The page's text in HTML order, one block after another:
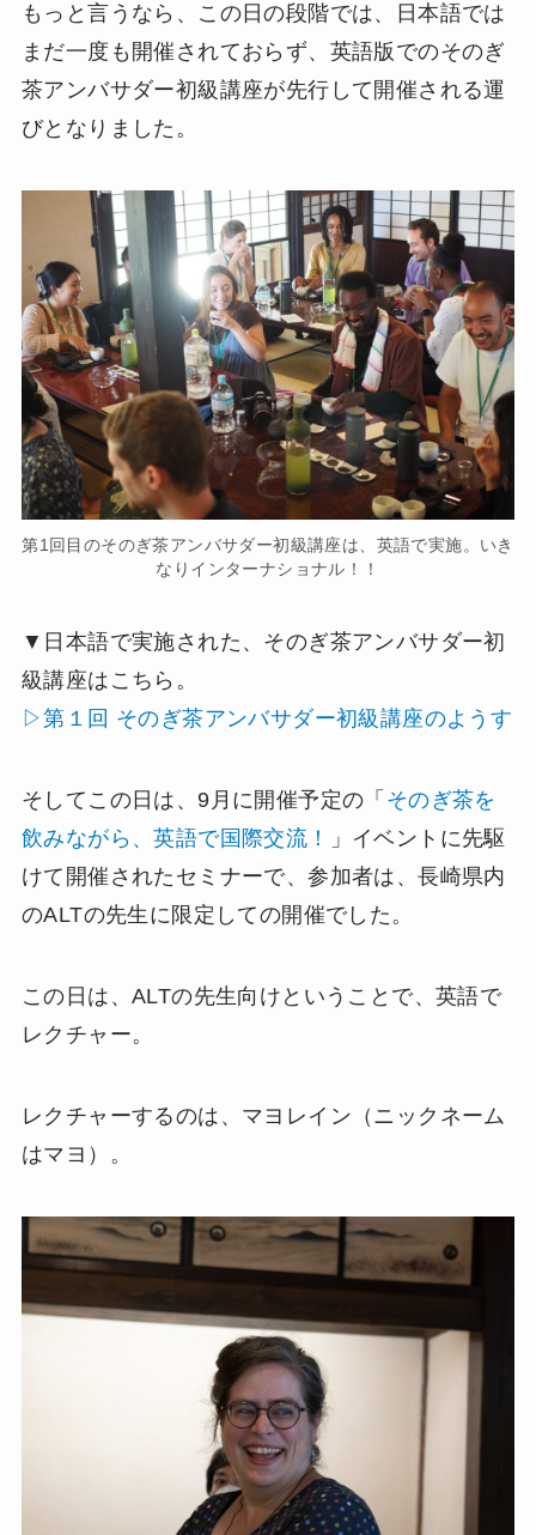
もっと言うなら、この日の段階では、日本語では
まだ一度も開催されておらず、英語版でのそのぎ
茶アンバサダー初級講座が先行して開催される運
びとなりました。
第1回目のそのぎ茶アンバサダー初級講座は、英語で実施。いき
なりインターナショナル！！
▼日本語で実施された、そのぎ茶アンバサダー初
級講座はこちら。
▷第１回 そのぎ茶アンバサダー初級講座のようす
そしてこの日は、9月に開催予定の「 そのぎ茶を
飲みながら、英語で国際交流！
」イベントに先駆
けて開催されたセミナーで、参加者は、長崎県内
のALTの先生に限定しての開催でした。
この日は、ALTの先生向けということで、英語で
レクチャー。
レクチャーするのは、マヨレイン（ニックネーム
はマヨ）。